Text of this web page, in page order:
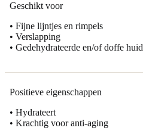
Geschikt voor
• Fijne lijntjes en rimpels
• Verslapping
• Gedehydrateerde en/of doffe huid
Positieve eigenschappen
• Hydrateert
• Krachtig voor anti-aging